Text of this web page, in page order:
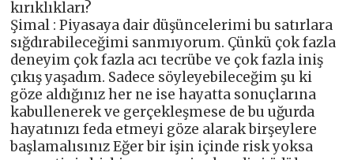
kırıklıkları?
Şimal : Piyasaya dair düşüncelerimi bu satırlara
sığdırabileceğimi sanmıyorum. Çünkü çok fazla
deneyim çok fazla acı tecrübe ve çok fazla iniş
çıkış yaşadım. Sadece söyleyebileceğim şu ki
göze aldığınız her ne ise hayatta sonuçlarına
kabullenerek ve gerçekleşmese de bu uğurda
hayatınızı feda etmeyi göze alarak birşeylere
başlamalısınız Eğer bir işin içinde risk yoksa